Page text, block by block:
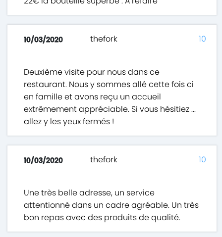
10/03/2020 thefork
Deuxième visite pour nous dans ce
restaurant. Nous y sommes allé cette fois ci
en famille et avons reçu un accueil
extrêmement appréciable. Si vous hésitiez ...
allez y les yeux fermés !
10
10/03/2020 thefork
Une très belle adresse, un service
attentionné dans un cadre agréable. Un très
bon repas avec des produits de qualité.
10